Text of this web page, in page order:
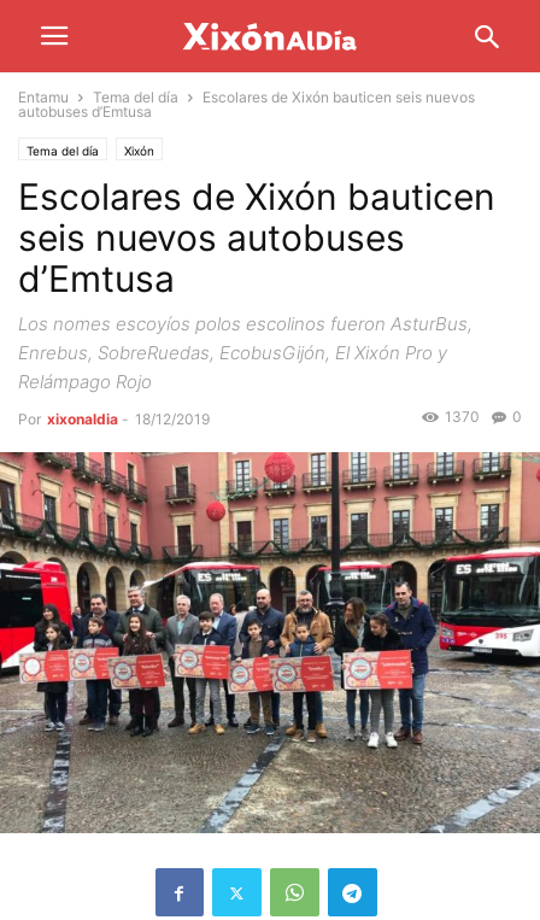
Entamu Tema del día
Escolares de Xixón bauticen seis nuevos
autobuses d’Emtusa
Tema del día Xixón
Escolares de Xixón bauticen
seis nuevos autobuses
d’Emtusa
Los nomes escoyíos polos escolinos fueron AsturBus,
Enrebus, SobreRuedas, EcobusGijón, El Xixón Pro y
Relámpago Rojo
Por xixonaldia - 18/12/2019 0
1370